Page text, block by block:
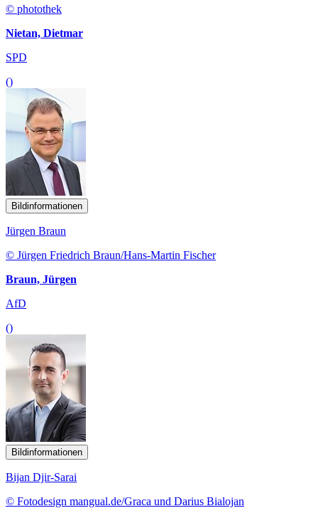
© photothek
Nietan, Dietmar
SPD
()
Bildinformationen
Jürgen Braun
© Jürgen Friedrich Braun/Hans-Martin Fischer
Braun, Jürgen
AfD
()
Bildinformationen
Bijan Djir-Sarai
© Fotodesign mangual.de/Graca und Darius Bialojan